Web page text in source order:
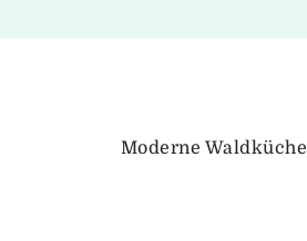
Moderne Waldküche